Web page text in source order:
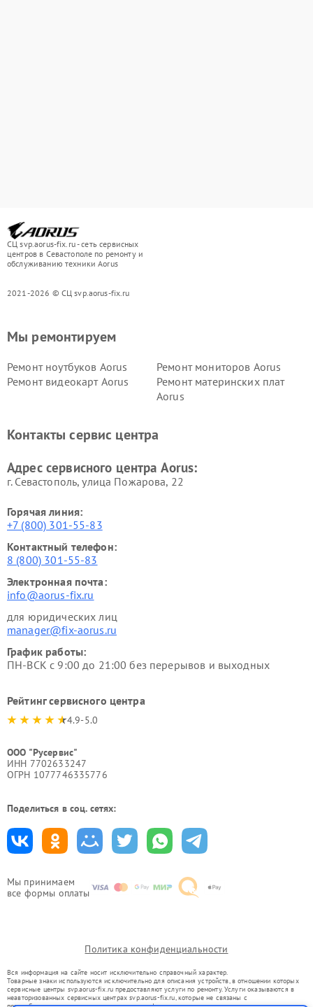
СЦ svp.aorus-fix.ru - сеть сервисных
центров в Севастополе по ремонту и
обслуживанию техники Aorus
2021-2026 © СЦ svp.aorus-fix.ru
Мы принимаем
все формы оплаты
Мы ремонтируем
Ремонт ноутбуков Aorus
Ремонт мониторов Aorus
Ремонт видеокарт Aorus
Ремонт материнских плат
Aorus
Контакты сервис центра
Адрес сервисного центра Aorus:
г. Севастополь, улица Пожарова, 22
Горячая линия:
+7 (800) 301-55-83
Контактный телефон:
8 (800) 301-55-83
Электронная почта:
info@aorus-fix.ru
для юридических лиц
manager@fix-aorus.ru
График работы:
ПН-ВСК с 9:00 до 21:00 без перерывов и выходных
Рейтинг сервисного центра
4.9-5.0
ООО "Русервис"
ИНН 7702633247
ОГРН 1077746335776
Поделиться в соц. сетях:
Политика конфиденциальности
Вся информация на сайте носит исключительно справочный характер.
Товарные знаки используются исключительно для описания устройств, в отношении которых
сервисные центры svp.aorus-fix.ru предоставляют услуги по ремонту. Услуги оказываются в
неавторизованных сервисных центрах svp.aorus-fix.ru, которые не связаны с